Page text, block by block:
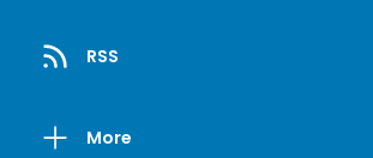
RSS
More